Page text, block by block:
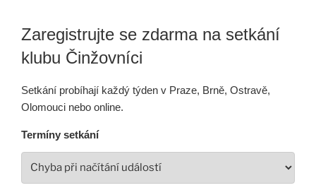
Zaregistrujte se zdarma na setkání
klubu Činžovníci
Setkání probíhají každý týden v Praze, Brně, Ostravě,
Olomouci nebo online.
Termíny setkání